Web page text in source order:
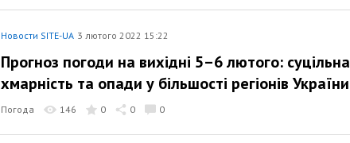
Новости SITE-UA 3 лютого 2022 15:22
Прогноз погоди на вихідні 5–6 лютого: суцільна
хмарність та опади у більшості регіонів України
Погода 146 0 0 0